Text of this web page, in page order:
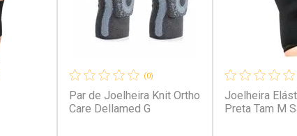
(0)
Par de Joelheira Knit Ortho
Care Dellamed G
Joelheira
Preta Tam M